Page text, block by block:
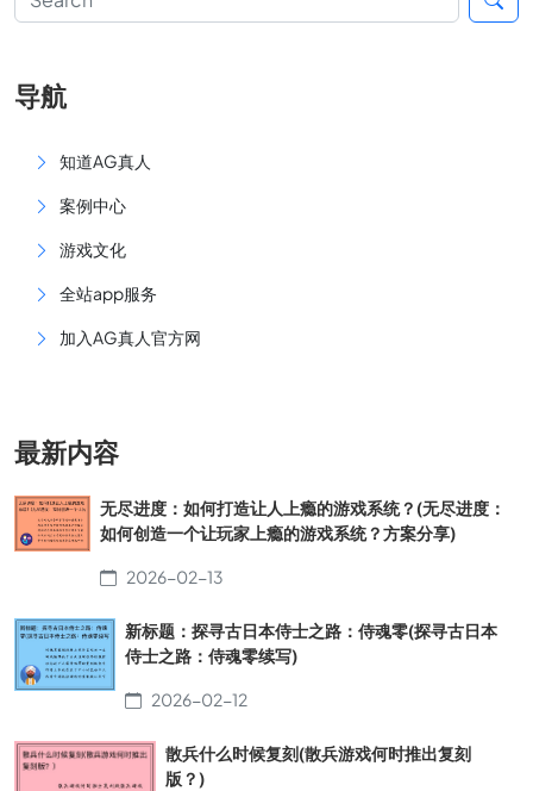
导航
知道AG真人
案例中心
游戏文化
全站app服务
加入AG真人官方网
最新内容
无尽进度：如何打造让人上瘾的游戏系统？(无尽进度：
如何创造一个让玩家上瘾的游戏系统？方案分享)
2026-02-13
新标题：探寻古日本侍士之路：侍魂零(探寻古日本
侍士之路：侍魂零续写)
2026-02-12
散兵什么时候复刻(散兵游戏何时推出复刻
版？)